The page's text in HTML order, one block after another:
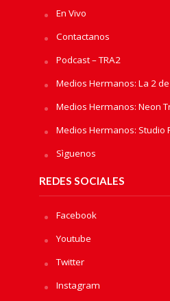
En Vivo
Contactanos
Podcast – TRA2
Medios Hermanos: La 2 de
Medios Hermanos: Neon
Medios Hermanos: Studio
Sìguenos
REDES SOCIALES
Facebook
Youtube
Twitter
Instagram